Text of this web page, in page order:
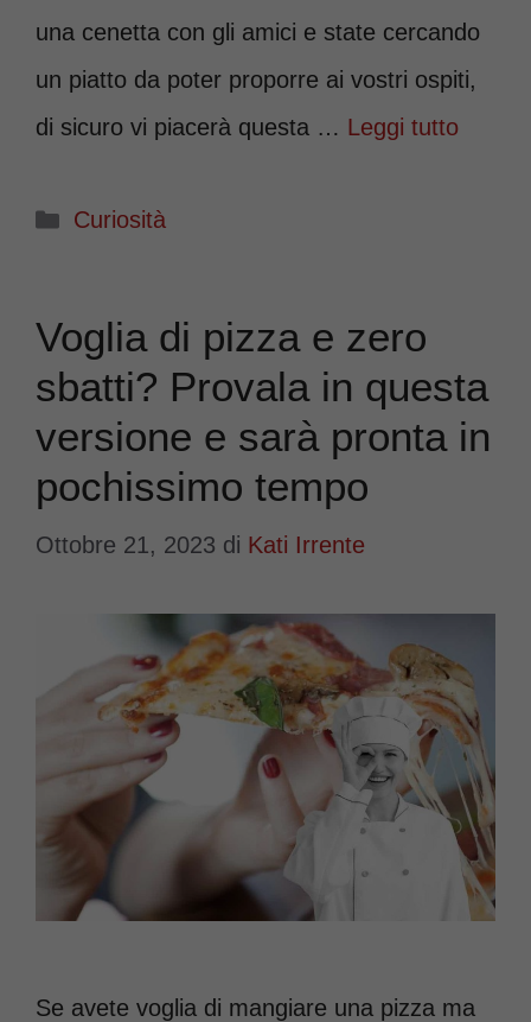
una cenetta con gli amici e state cercando
un piatto da poter proporre ai vostri ospiti,
di sicuro vi piacerà questa … Leggi tutto
Categorie
Curiosità
Voglia di pizza e zero
sbatti? Provala in questa
versione e sarà pronta in
pochissimo tempo
Ottobre 21, 2023 di Kati Irrente
Se avete voglia di mangiare una pizza ma